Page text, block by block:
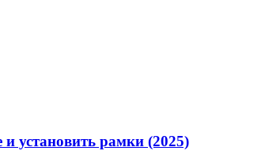
установить рамки (2025)